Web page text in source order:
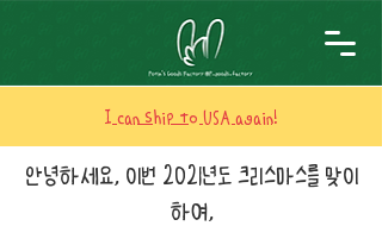
I can ship to USA again!
안녕하세요, 이번 2021년도 크리스마스를 맞이
하여,